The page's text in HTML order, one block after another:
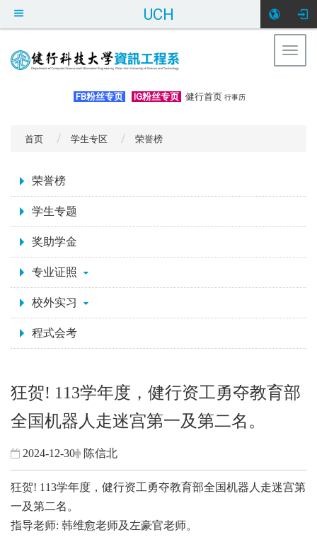
UCH
FB粉丝专页 IG粉丝专页 健行首页 行事历
首页 学生专区 荣誉榜
荣誉榜
学生专题
奖助学金
专业证照
校外实习
程式会考
狂贺! 113学年度，健行资工勇夺教育部
全国机器人走迷宫第一及第二名。
2024-12-30 陈信北
狂贺! 113学年度，健行资工勇夺教育部全国机器人走迷宫第
一及第二名。
指导老师: 韩维愈老师及左豪官老师。